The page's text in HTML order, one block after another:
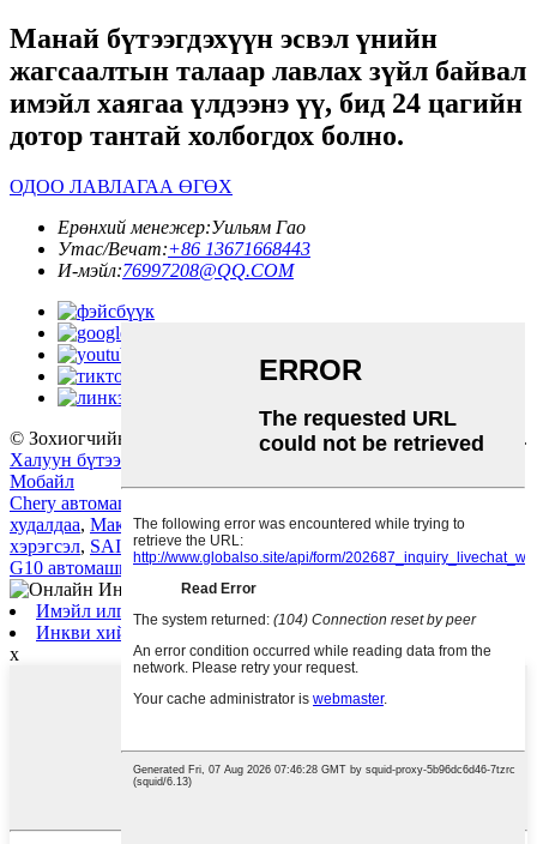
Манай бүтээгдэхүүн эсвэл үнийн
жагсаалтын талаар лавлах зүйл байвал
имэйл хаягаа үлдээнэ үү, бид 24 цагийн
дотор тантай холбогдох болно.
ОДОО ЛАВЛАГАА ӨГӨХ
Ерөнхий менежер:Уильям Гао
Утас/Вечат:+86 13671668443
И-мэйл:76997208@QQ.COM
© Зохиогчийн эрх - 2010-2022: Бүх эрх хуулиар хамгаалагдсан.
Халуун бүтээгдэхүүнүүд
Мобайл
Chery автомашины сэлбэг хэрэгсэл
худалдаа, Максус Авто Сэлбэг,Mg 750 Автомашины сэлбэг
хэрэгсэл, SAIC MG GT автомашины сэлбэг хэрэгсэл
G10 автомашины сэлбэг хэрэгсэл,
Имэйл илгээх
Инкви хийх
x